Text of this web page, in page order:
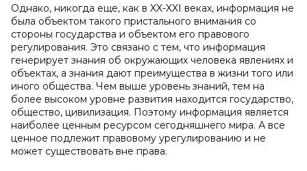
Однако, никогда еще, как в XX-XXI веках, информация не
была объектом такого пристального внимания со
стороны государства и объектом его правового
регулирования. Это связано с тем, что информация
генерирует знания об окружающих человека явлениях и
объектах, а знания дают преимущества в жизни того или
иного общества. Чем выше уровень знаний, тем на
более высоком уровне развития находится государство,
общество, цивилизация. Поэтому информация является
наиболее ценным ресурсом сегодняшнего мира. А все
ценное подлежит правовому урегулированию и не
может существовать вне права.